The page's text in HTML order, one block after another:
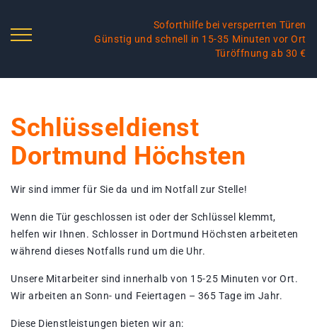
Soforthilfe bei versperrten Türen
Günstig und schnell in 15-35 Minuten vor Ort
Türöffnung ab 30 €
Schlüsseldienst
Dortmund Höchsten
Wir sind immer für Sie da und im Notfall zur Stelle!
Wenn die Tür geschlossen ist oder der Schlüssel klemmt,
helfen wir Ihnen. Schlosser in Dortmund Höchsten arbeiteten
während dieses Notfalls rund um die Uhr.
Unsere Mitarbeiter sind innerhalb von 15-25 Minuten vor Ort.
Wir arbeiten an Sonn- und Feiertagen – 365 Tage im Jahr.
Diese Dienstleistungen bieten wir an: